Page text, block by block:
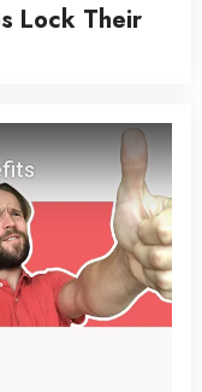
Lock Their